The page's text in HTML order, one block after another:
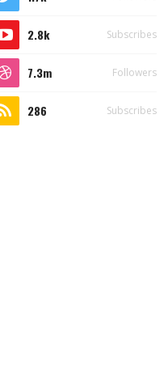
2.8k Subscribes
7.3m Followers
286 Subscribes